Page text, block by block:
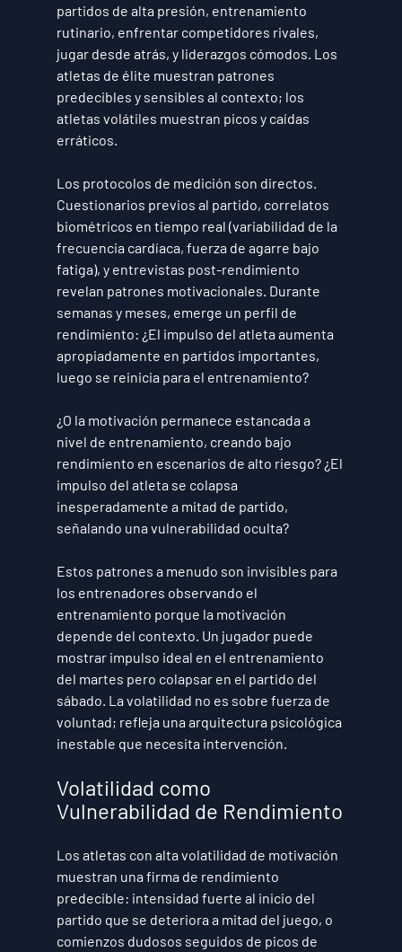
partidos de alta presión, entrenamiento
rutinario, enfrentar competidores rivales,
jugar desde atrás, y liderazgos cómodos. Los
atletas de élite muestran patrones
predecibles y sensibles al contexto; los
atletas volátiles muestran picos y caídas
erráticos.
Los protocolos de medición son directos.
Cuestionarios previos al partido, correlatos
biométricos en tiempo real (variabilidad de la
frecuencia cardíaca, fuerza de agarre bajo
fatiga), y entrevistas post-rendimiento
revelan patrones motivacionales. Durante
semanas y meses, emerge un perfil de
rendimiento: ¿El impulso del atleta aumenta
apropiadamente en partidos importantes,
luego se reinicia para el entrenamiento?
¿O la motivación permanece estancada a
nivel de entrenamiento, creando bajo
rendimiento en escenarios de alto riesgo? ¿El
impulso del atleta se colapsa
inesperadamente a mitad de partido,
señalando una vulnerabilidad oculta?
Estos patrones a menudo son invisibles para
los entrenadores observando el
entrenamiento porque la motivación
depende del contexto. Un jugador puede
mostrar impulso ideal en el entrenamiento
del martes pero colapsar en el partido del
sábado. La volatilidad no es sobre fuerza de
voluntad; refleja una arquitectura psicológica
inestable que necesita intervención.
Volatilidad como
Vulnerabilidad de Rendimiento
Los atletas con alta volatilidad de motivación
muestran una firma de rendimiento
predecible: intensidad fuerte al inicio del
partido que se deteriora a mitad del juego, o
comienzos dudosos seguidos de picos de